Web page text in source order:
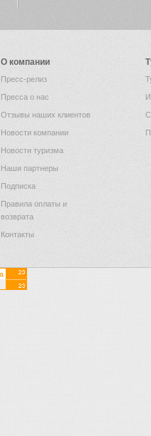
О компании
Пресс-релиз
Пресса о нас
Отзывы наших клиентов
Новости компании
Новости туризма
Наши партнеры
Подписка
Правила оплаты и
возврата
Контакты